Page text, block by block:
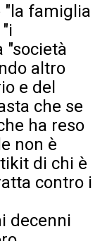
"la famiglia
"società
altro
e del
che se
ha reso
non è
di chi è
contro i
decenni